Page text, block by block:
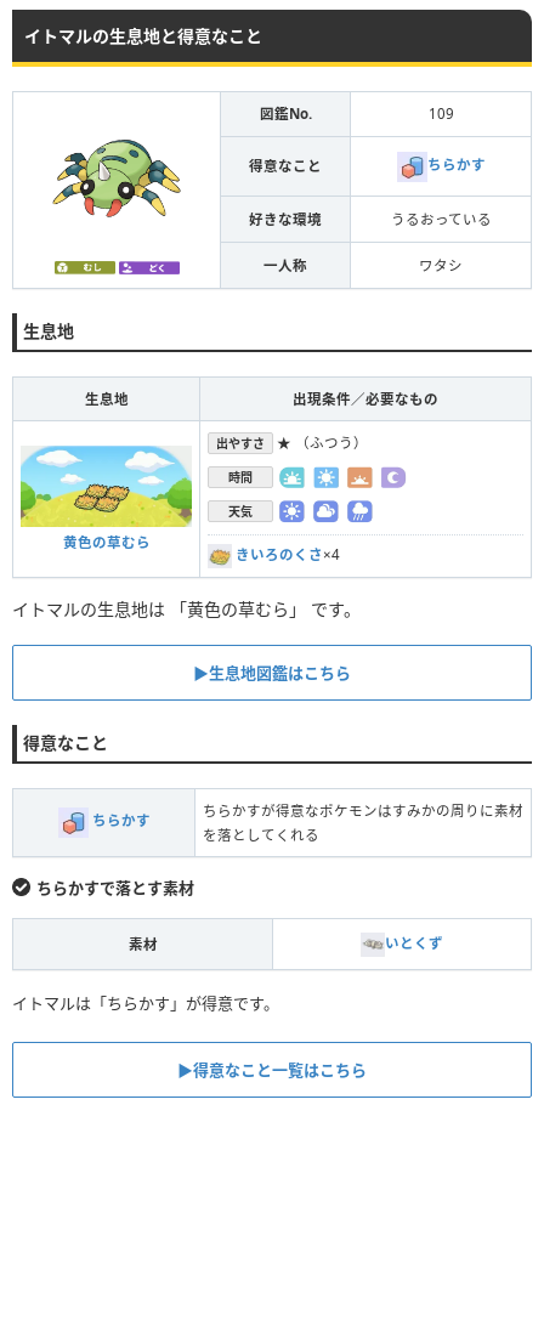
イトマルの生息地と得意なこと
図鑑No. 109
得意なこと ちらかす
好きな環境 うるおっている
一人称 ワタシ
生息地
生息地 出現条件／必要なもの
黄色の草むら
出やすさ ★ （ふつう）
時間
天気
きいろのくさ ×4
イトマルの生息地は 「黄色の草むら」 です。
▶︎生息地図鑑はこちら
得意なこと
ちらかす
ちらかすが得意なポケモンはすみかの周りに素材
を落としてくれる
ちらかすで落とす素材
素材 いとくず
イトマルは「ちらかす」が得意です。
▶︎得意なこと一覧はこちら